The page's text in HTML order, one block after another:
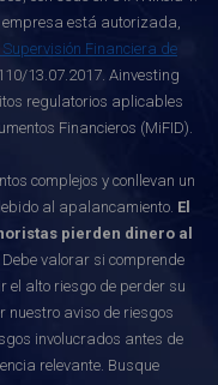
está autorizada,
Financiera de
13.07.2017. Ainvesting
regulatorios aplicables
Financieros (MiFID).
complejos y conllevan un
al apalancamiento. El
pierden dinero al
Debe valorar si comprende
el alto riesgo de perder su
nuestro aviso de riesgos
involucrados antes de
relevante. Busque